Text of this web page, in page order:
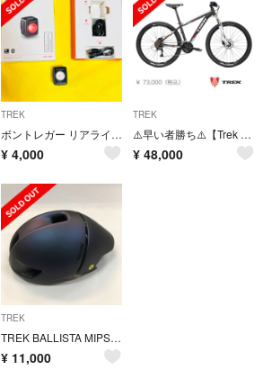
TREK
ボントレガー リアライト FlareRT RearBikeLight
¥ 4,000
TREK
⚠️早い者勝ち⚠️【Trek Marlin 7 】トレック マーリン7
¥ 48,000
TREK
TREK BALLISTA MIPS Mサイズ
¥ 11,000